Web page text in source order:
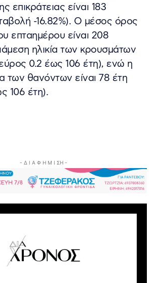
επικράτειας είναι 183
-16.82%). Ο μέσος όρος
επταημέρου είναι 208
ηλικία των κρουσμάτων
0.2 έως 106 έτη), ενώ η
των θανόντων είναι 78 έτη
106 έτη).
- Δ Ι Α Φ Η Μ Ι ΣΗ -